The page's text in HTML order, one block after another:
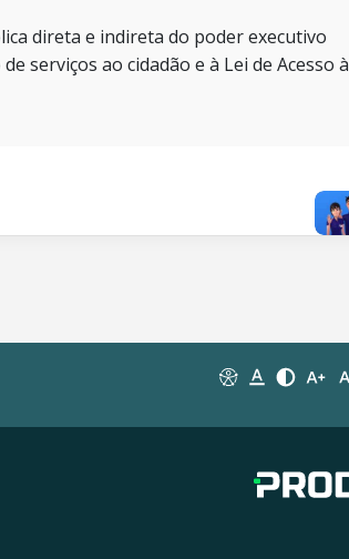
direta e indireta do poder executivo
serviços ao cidadão e à Lei de Acesso à